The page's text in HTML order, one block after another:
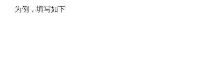
为例，填写如下